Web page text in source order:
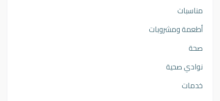
مناسبات
أطعمة ومشروبات
صحة
نوادي صحية
خدمات